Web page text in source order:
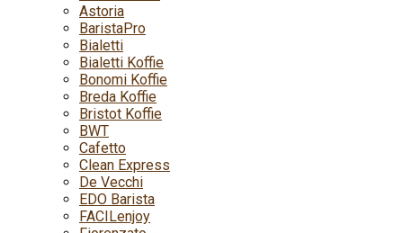
Astoria
BaristaPro
Bialetti
Bialetti Koffie
Bonomi Koffie
Breda Koffie
Bristot Koffie
BWT
Cafetto
Clean Express
De Vecchi
EDO Barista
FACILenjoy